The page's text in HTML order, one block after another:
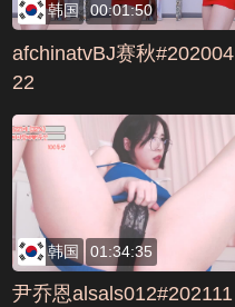
韩国 00:01:50
afchinatvBJ赛秋#202004
22
韩国 01:34:35
尹乔恩alsals012#202111